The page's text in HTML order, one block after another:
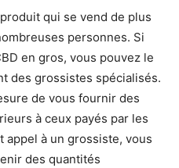
qui se vend de plus
personnes. Si
en gros, vous pouvez le
des grossistes spécialisés.
de vous fournir des
à ceux payés par les
appel à un grossiste, vous
des quantités